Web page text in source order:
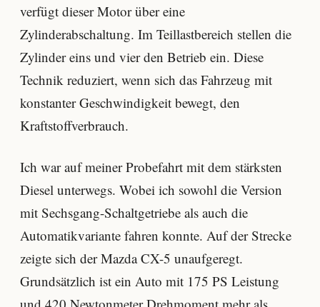
verfügt dieser Motor über eine
Zylinderabschaltung. Im Teillastbereich stellen die
Zylinder eins und vier den Betrieb ein. Diese
Technik reduziert, wenn sich das Fahrzeug mit
konstanter Geschwindigkeit bewegt, den
Kraftstoffverbrauch.
Ich war auf meiner Probefahrt mit dem stärksten
Diesel unterwegs. Wobei ich sowohl die Version
mit Sechsgang-Schaltgetriebe als auch die
Automatikvariante fahren konnte. Auf der Strecke
zeigte sich der Mazda CX-5 unaufgeregt.
Grundsätzlich ist ein Auto mit 175 PS Leistung